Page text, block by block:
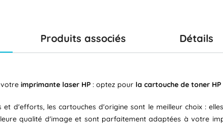
Produits associés Détails
imprimante laser HP : optez pour la cartouche de toner HP
et d'efforts, les cartouches d'origine sont le meilleur choix :
qualité d'image et sont parfaitement adaptées à votre